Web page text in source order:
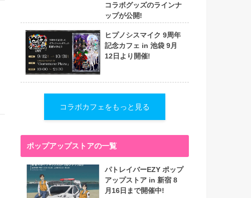
コラボグッズのラインナ
ップが公開!
ヒプノシスマイク 9周年
記念カフェ in 池袋 9月
12日より開催!
コラボカフェをもっと見る
ポップアップストアの一覧
パトレイバーEZY ポップ
アップストア in 新宿 8
月16日まで開催中!